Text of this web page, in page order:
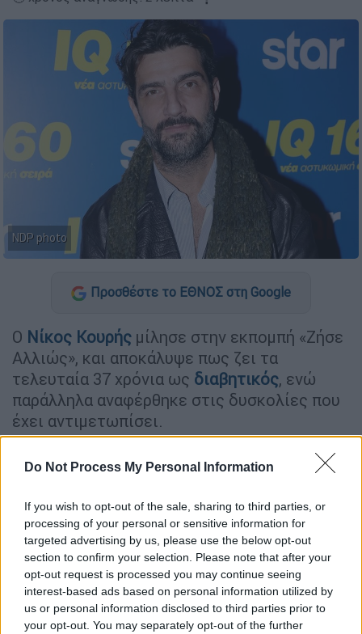
Do Not Process My Personal Information
If you wish to opt-out of the sale, sharing to third parties, or
processing of your personal or sensitive information for
targeted advertising by us, please use the below opt-out
section to confirm your selection. Please note that after your
opt-out request is processed you may continue seeing
interest-based ads based on personal information utilized by
us or personal information disclosed to third parties prior to
your opt-out. You may separately opt-out of the further
NDP photo
Προσθέστε το ΕΘΝΟΣ στη Google
Ο Νίκος Κουρής μίλησε στην εκπομπή «Ζήσε
Αλλιώς», και αποκάλυψε πως ζει τα
τελευταία 37 χρόνια ως διαβητικός, ενώ
παράλληλα αναφέρθηκε στις δυσκολίες που
έχει αντιμετωπίσει.
όταν ήμουν 13
ετών. Είχα πάρα πολλή δίψα, είχα μεγάλη
Όταν μου είπαν πρώτη φορά ότι θα κάνω
ενέσεις ινσουλίνης σε όλη μου τη ζωή,
σοκαρίστηκα. Έχω περάσει από φάσεις που
δεν του έδινα καμία σημασία,έχω περάσει
από φάσεις πολύ βαθιάς κατάθλιψης, έχω
περάσει από φάσεις παραίτησης.